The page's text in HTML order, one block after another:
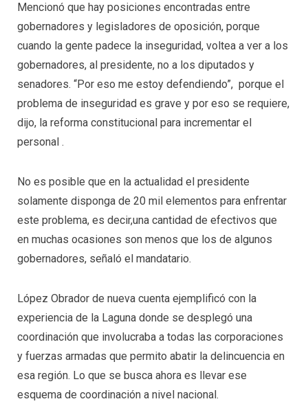
Mencionó que hay posiciones encontradas entre
gobernadores y legisladores de oposición, porque
cuando la gente padece la inseguridad, voltea a ver a los
gobernadores, al presidente, no a los diputados y
senadores. “Por eso me estoy defendiendo”, porque el
problema de inseguridad es grave y por eso se requiere,
dijo, la reforma constitucional para incrementar el
personal .
No es posible que en la actualidad el presidente
solamente disponga de 20 mil elementos para enfrentar
este problema, es decir,una cantidad de efectivos que
en muchas ocasiones son menos que los de algunos
gobernadores, señaló el mandatario.
López Obrador de nueva cuenta ejemplificó con la
experiencia de la Laguna donde se desplegó una
coordinación que involucraba a todas las corporaciones
y fuerzas armadas que permito abatir la delincuencia en
esa región. Lo que se busca ahora es llevar ese
esquema de coordinación a nivel nacional.